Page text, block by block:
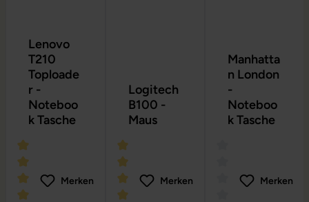
Lenovo
T210
Toploade
r -
Noteboo
k Tasche
Merken
Logitech
B100 -
Maus
Merken
Manhatta
n London
-
Noteboo
k Tasche
Merken